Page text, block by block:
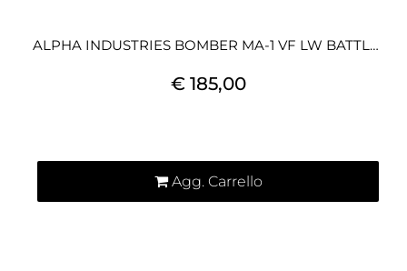
ALPHA INDUSTRIES BOMBER MA-1 VF LW BATTLEWASH
€ 185,00
Agg. Carrello